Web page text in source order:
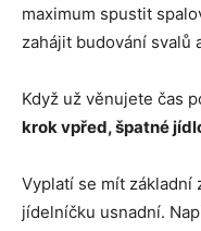
maximum spustit
zahájit budování svalů
Když už věnujete čas
krok vpřed, špatné
Vyplatí se mít základní
jídelníčku usnadní.